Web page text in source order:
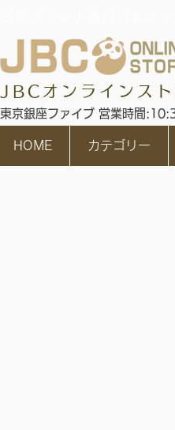
JBCオンラインスト
東京銀座ファイブ 営業時間
HOME カテゴリー